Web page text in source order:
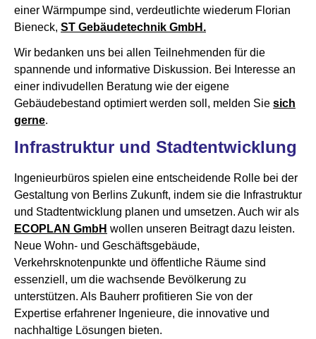
einer Wärmpumpe sind, verdeutlichte wiederum Florian
Bieneck, ST Gebäudetechnik GmbH.
Wir bedanken uns bei allen Teilnehmenden für die
spannende und informative Diskussion. Bei Interesse an
einer indivudellen Beratung wie der eigene
Gebäudebestand optimiert werden soll, melden Sie sich
gerne.
Infrastruktur und Stadtentwicklung
Ingenieurbüros spielen eine entscheidende Rolle bei der
Gestaltung von Berlins Zukunft, indem sie die Infrastruktur
und Stadtentwicklung planen und umsetzen. Auch wir als
ECOPLAN GmbH wollen unseren Beitragt dazu leisten.
Neue Wohn- und Geschäftsgebäude,
Verkehrsknotenpunkte und öffentliche Räume sind
essenziell, um die wachsende Bevölkerung zu
unterstützen. Als Bauherr profitieren Sie von der
Expertise erfahrener Ingenieure, die innovative und
nachhaltige Lösungen bieten.